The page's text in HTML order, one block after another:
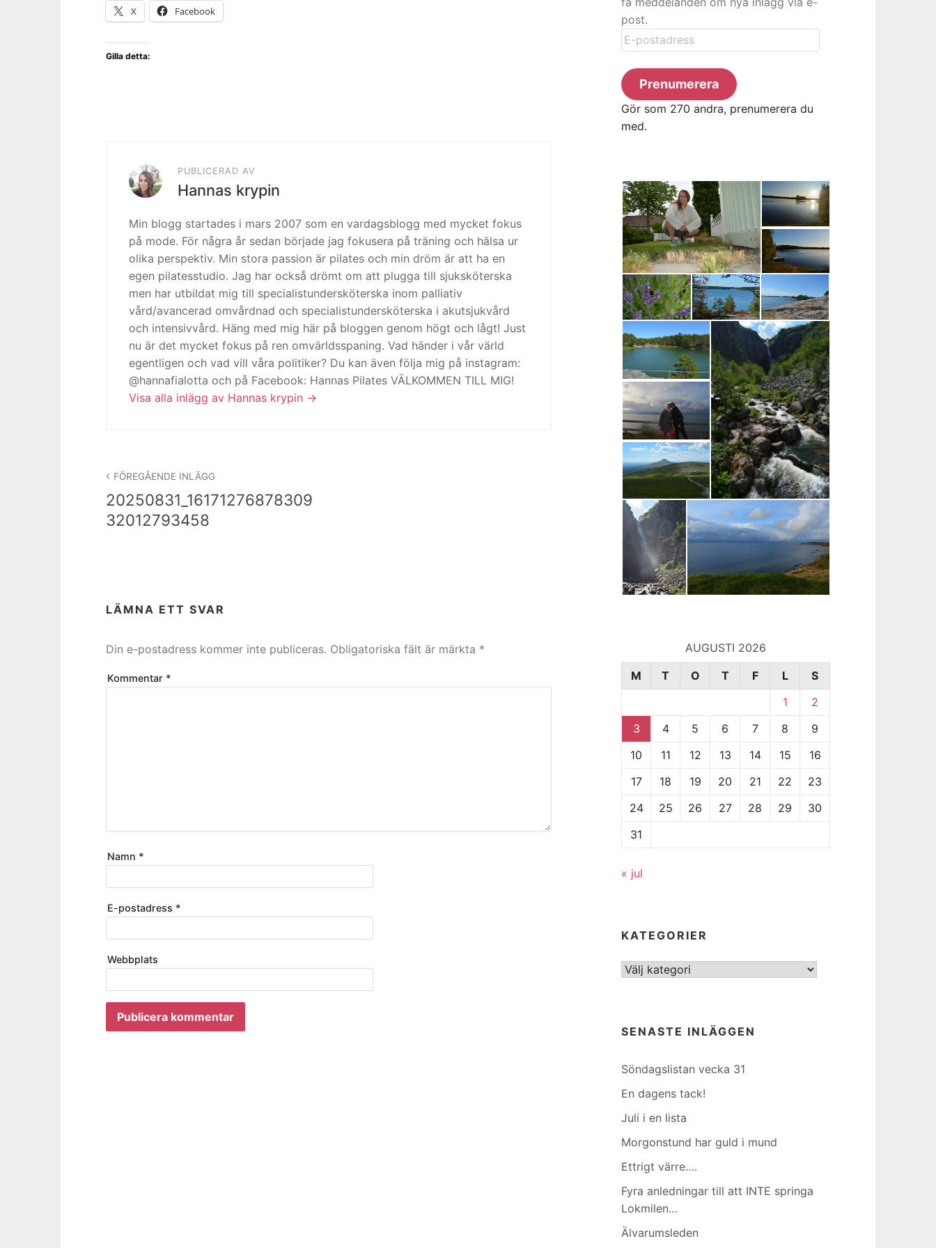
X Facebook
Gilla detta:
PUBLICERAD AV
Hannas krypin
Min blogg startades i mars 2007 som en vardagsblogg med mycket fokus
på mode. För några år sedan började jag fokusera på träning och hälsa ur
olika perspektiv. Min stora passion är pilates och min dröm är att ha en
egen pilatesstudio. Jag har också drömt om att plugga till sjuksköterska
men har utbildat mig till specialistundersköterska inom palliativ
vård/avancerad omvårdnad och specialistundersköterska i akutsjukvård
och intensivvård. Häng med mig här på bloggen genom högt och lågt! Just
nu är det mycket fokus på ren omvärldsspaning. Vad händer i vår värld
egentligen och vad vill våra politiker? Du kan även följa mig på instagram:
@hannafialotta och på Facebook: Hannas Pilates VÄLKOMMEN TILL MIG!
Visa alla inlägg av Hannas krypin
FÖREGÅENDE INLÄGG
20250831_16171276878309
32012793458
LÄMNA ETT SVAR
Din e-postadress kommer inte publiceras. Obligatoriska fält är märkta *
Kommentar *
Namn *
E-postadress *
Webbplats
post.
E-
postadress
Prenumerera
Gör som 270 andra, prenumerera du
med.
AUGUSTI 2026
M
T O T F L
S
1
2
3
4 5 6 7 8
9
10
11 12 13 14 15
16
17
18 19 20 21 22
23
24
25 26 27 28 29
30
31
« jul
KATEGORIER
Kategorier
SENASTE INLÄGGEN
Söndagslistan vecka 31
En dagens tack!
Juli i en lista
Morgonstund har guld i mund
Ettrigt värre….
Fyra anledningar till att INTE springa
Lokmilen…
Älvarumsleden